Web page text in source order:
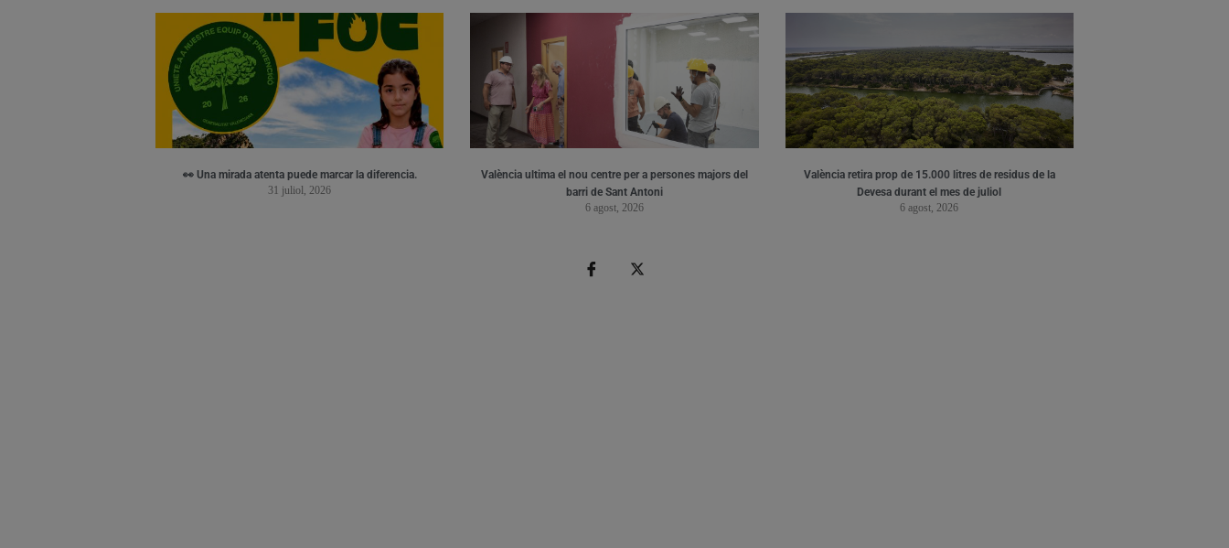
👀 Una mirada atenta puede marcar la diferencia.
31 juliol, 2026
València ultima el nou centre per a persones majors del
barri de Sant Antoni
6 agost, 2026
València retira prop de 15.000 litres de residus de la
Devesa durant el mes de juliol
6 agost, 2026